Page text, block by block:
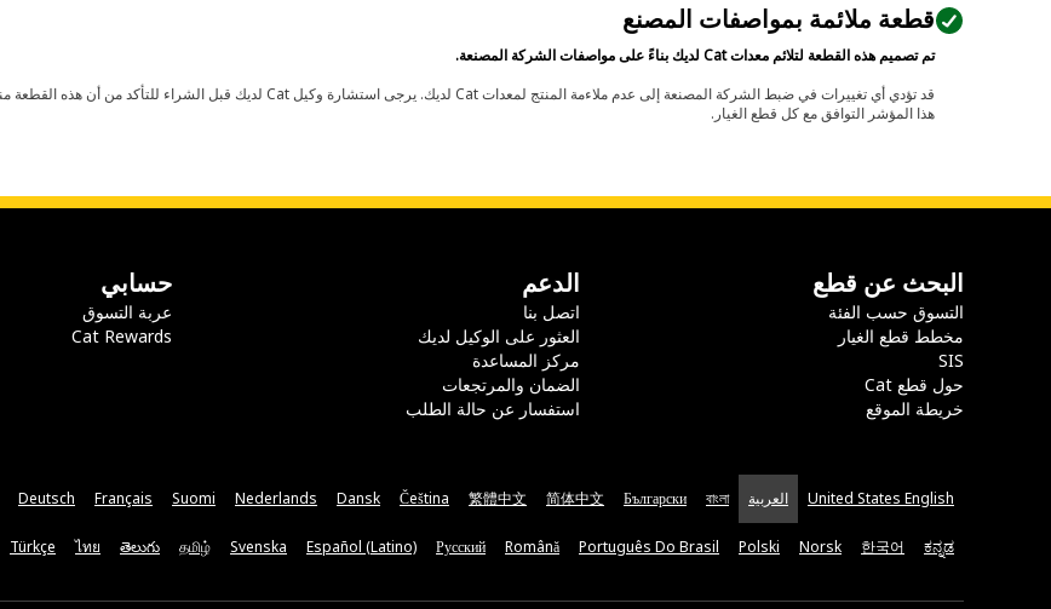
قطعة ملائمة بمواصفات المصنع
تم تصميم هذه القطعة لتلائم معدات Cat لديك بناءً على مواصفات الشركة المصنعة.
هذا المؤشر التوافق مع كل قطع الغيار.
البحث عن قطع
التسوق حسب الفئة
مخطط قطع الغيار
SIS
حول قطع Cat
خريطة الموقع
الدعم
اتصل بنا
العثور على الوكيل لديك
مركز المساعدة
الضمان والمرتجعات
استفسار عن حالة الطلب
حسابي
عربة التسوق
Cat Rewards
United States English العربية বাংলা
Български
简体中文
繁體中文
Čeština
Dansk
Nederlands
Suomi
Français
Deutsch
ಕನ್ನಡ
한국어
Norsk
Polski
Português Do Brasil
Română
Русский
Español (Latino)
Svenska
தமிழ்
తెలుగు
ไทย
Türkçe